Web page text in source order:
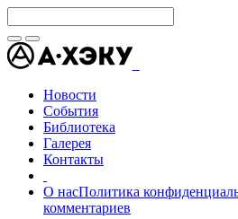
Новости
События
Библиотека
Галерея
Контакты
О насПолитика
комментариев